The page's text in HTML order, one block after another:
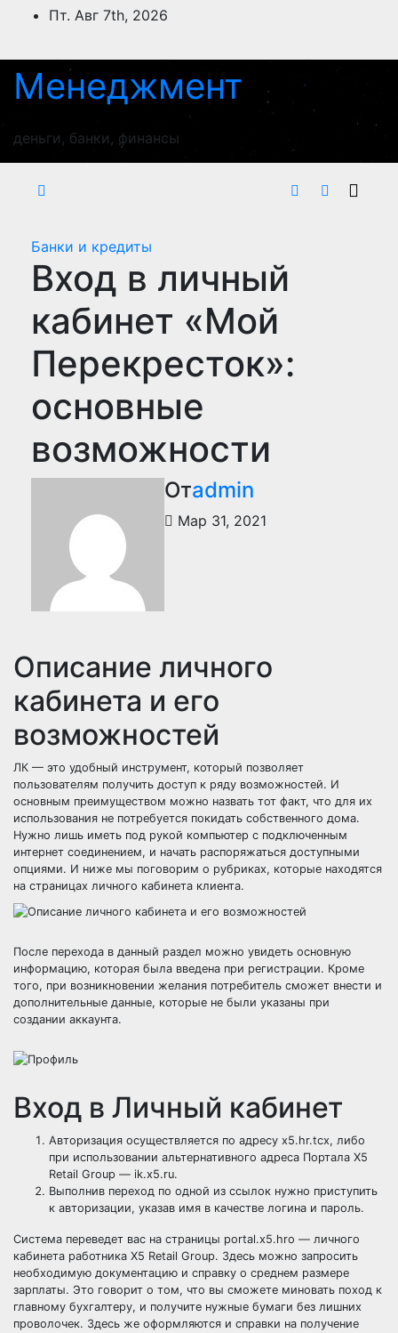
ПерейтиПт. Авг 7th, 2026
Менеджмент
деньги, банки, финансы
Банки и кредиты
Вход в личный
кабинет «Мой
Перекресток»:
основные
возможности
Отadmin
Мар 31, 2021
Описание личного
кабинета и его
возможностей
ЛК — это удобный инструмент, который позволяет
пользователям получить доступ к ряду возможностей. И
основным преимуществом можно назвать тот факт, что для их
использования не потребуется покидать собственного дома.
Нужно лишь иметь под рукой компьютер с подключенным
интернет соединением, и начать распоряжаться доступными
опциями. И ниже мы поговорим о рубриках, которые находятся
на страницах личного кабинета клиента.
После перехода в данный раздел можно увидеть основную
информацию, которая была введена при регистрации. Кроме
того, при возникновении желания потребитель сможет внести и
дополнительные данные, которые не были указаны при
создании аккаунта.
Вход в Личный кабинет
Авторизация осуществляется по адресу x5.hr.tcx, либо
при использовании альтернативного адреса Портала X5
Retail Group — ik.x5.ru.
Выполнив переход по одной из ссылок нужно приступить
к авторизации, указав имя в качестве логина и пароль.
Система переведет вас на страницы portal.x5.hro — личного
кабинета работника X5 Retail Group. Здесь можно запросить
необходимую документацию и справку о среднем размере
зарплаты. Это говорит о том, что вы сможете миновать поход к
главному бухгалтеру, и получите нужные бумаги без лишних
проволочек. Здесь же оформляются и справки на получение